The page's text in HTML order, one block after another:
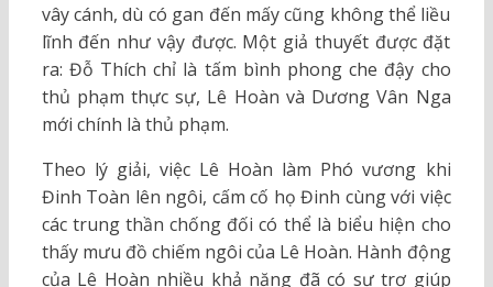
vây cánh, dù có gan đến mấy cũng không thể liều
lĩnh đến như vậy được. Một giả thuyết được đặt
ra: Đỗ Thích chỉ là tấm bình phong che đậy cho
thủ phạm thực sự, Lê Hoàn và Dương Vân Nga
mới chính là thủ phạm.
Theo lý giải, việc Lê Hoàn làm Phó vương khi
Đinh Toàn lên ngôi, cấm cố họ Đinh cùng với việc
các trung thần chống đối có thể là biểu hiện cho
thấy mưu đồ chiếm ngôi của Lê Hoàn. Hành động
của Lê Hoàn nhiều khả năng đã có sự trợ giúp